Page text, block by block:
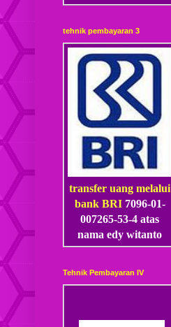
tehnik pembayaran 3
transfer uang melalui
bank BRI 7096-01-
007265-53-4 atas
nama edy witanto
Tehnik Pembayaran IV